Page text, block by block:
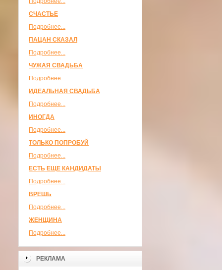
СЧАСТЬЕ
Подробнее...
ПАЦАН СКАЗАЛ
Подробнее...
ЧУЖАЯ СВАДЬБА
Подробнее...
ИДЕАЛЬНАЯ СВАДЬБА
Подробнее...
ИНОГДА
Подробнее...
ТОЛЬКО ПОПРОБУЙ
Подробнее...
ЕСТЬ ЕЩЕ КАНДИДАТЫ
Подробнее...
ВРЕШЬ
Подробнее...
ЖЕНЩИНА
Подробнее...
РЕКЛАМА